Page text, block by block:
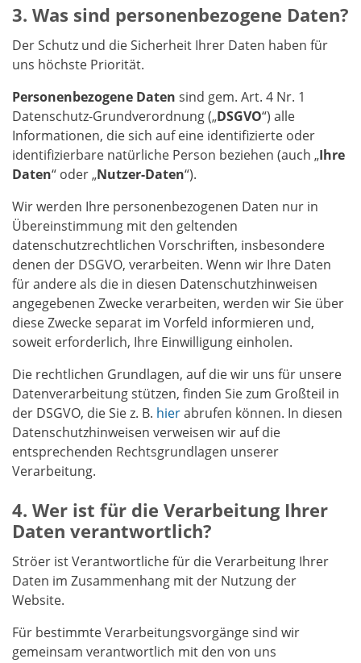
Was sind personenbezogene Daten?
Der Schutz und die Sicherheit Ihrer Daten haben für
uns höchste Priorität.
Personenbezogene Daten sind gem. Art. 4 Nr. 1
Datenschutz-Grundverordnung („DSGVO“) alle
Informationen, die sich auf eine identifizierte oder
identifizierbare natürliche Person beziehen (auch „Ihre
Daten“ oder „Nutzer-Daten“).
Wir werden Ihre personenbezogenen Daten nur in
Übereinstimmung mit den geltenden
datenschutzrechtlichen Vorschriften, insbesondere
denen der DSGVO, verarbeiten. Wenn wir Ihre Daten
für andere als die in diesen Datenschutzhinweisen
angegebenen Zwecke verarbeiten, werden wir Sie über
diese Zwecke separat im Vorfeld informieren und,
soweit erforderlich, Ihre Einwilligung einholen.
Die rechtlichen Grundlagen, auf die wir uns für unsere
Datenverarbeitung stützen, finden Sie zum Großteil in
der DSGVO, die Sie z. B. hierabrufen können. In diesen
Datenschutzhinweisen verweisen wir auf die
entsprechenden Rechtsgrundlagen unserer
Verarbeitung.
Wer ist für die Verarbeitung Ihrer
Daten verantwortlich?
Ströer ist Verantwortliche für die Verarbeitung Ihrer
Daten im Zusammenhang mit der Nutzung der
Website.
Für bestimmte Verarbeitungsvorgänge sind wir
gemeinsam verantwortlich mit den von uns